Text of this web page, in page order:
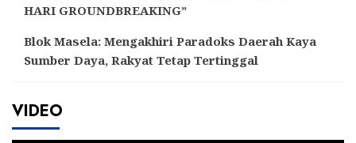
HARI GROUNDBREAKING”
Blok Masela: Mengakhiri Paradoks Daerah Kaya
Sumber Daya, Rakyat Tetap Tertinggal
VIDEO